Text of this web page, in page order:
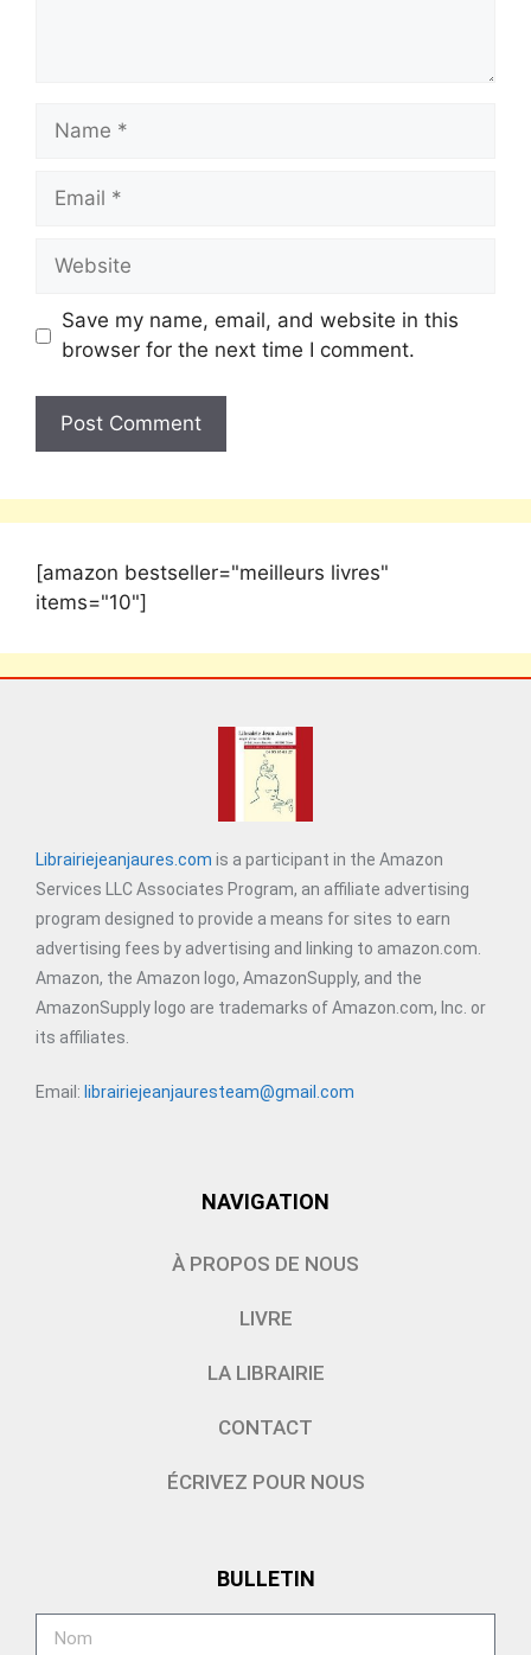
Save my name, email, and website in this
browser for the next time I comment.
[amazon bestseller="meilleurs livres"
items="10"]
Librairiejeanjaures.com is a participant in the Amazon
Services LLC Associates Program, an affiliate advertising
program designed to provide a means for sites to earn
advertising fees by advertising and linking to amazon.com.
Amazon, the Amazon logo, AmazonSupply, and the
AmazonSupply logo are trademarks of Amazon.com, Inc. or
its affiliates.
Email: librairiejeanjauresteam@gmail.com
NAVIGATION
À PROPOS DE NOUS
LIVRE
LA LIBRAIRIE
CONTACT
ÉCRIVEZ POUR NOUS
BULLETIN